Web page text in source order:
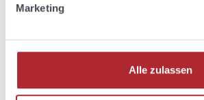
Marketing
Alle zulassen
SIXTY Glas 0,3l